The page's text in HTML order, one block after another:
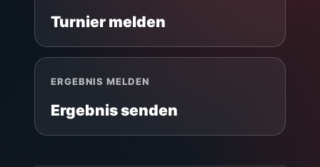
Turnier melden
ERGEBNIS MELDEN
Ergebnis senden